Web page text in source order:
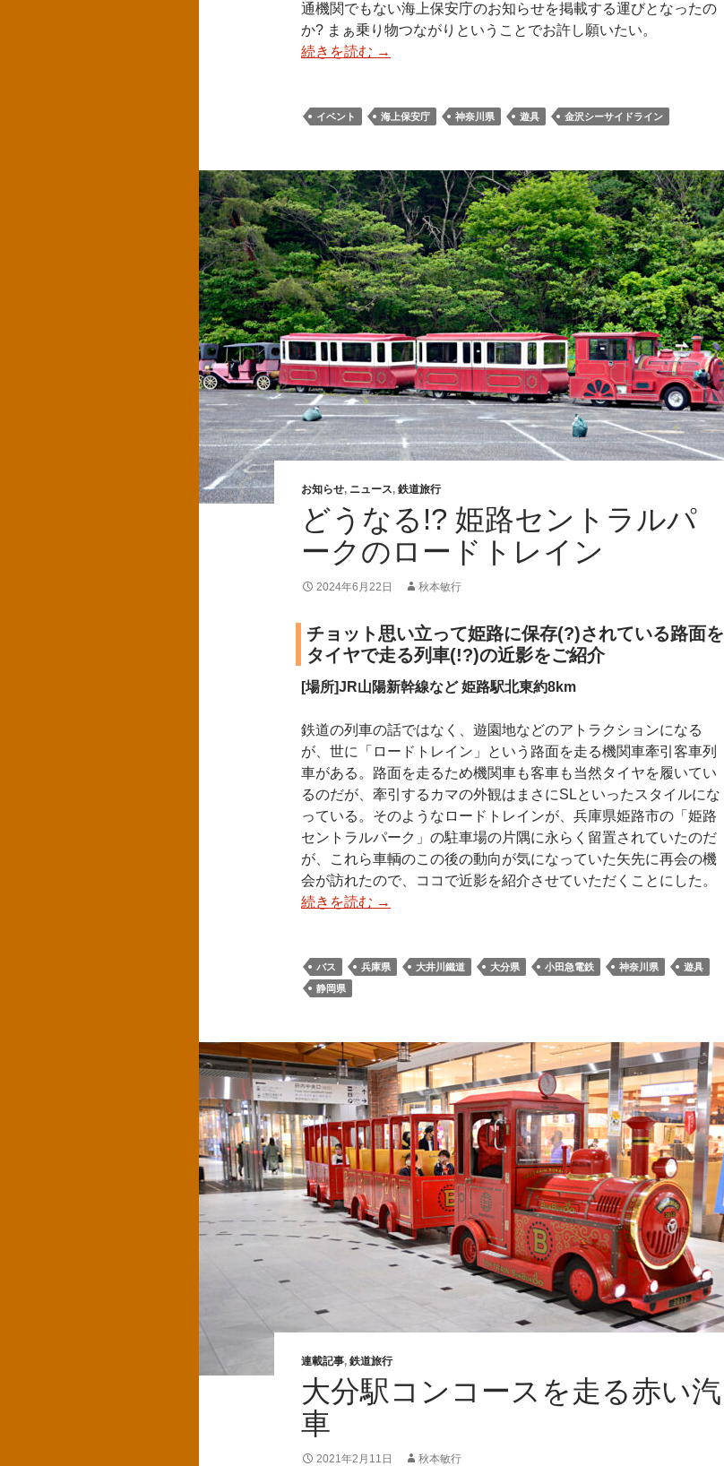
通機関でもない海上保安庁のお知らせを掲載する運びとなったの
か? まぁ乗り物つながりということでお許し願いたい。
続きを読む →
イベント 海上保安庁 神奈川県 遊具 金沢シーサイドライン
お知らせ, ニュース, 鉄道旅行
どうなる!? 姫路セントラルパ
ークのロードトレイン
2024年6月22日 秋本敏行
チョット思い立って姫路に保存(?)されている路面を
タイヤで走る列車(!?)の近影をご紹介
[場所]JR山陽新幹線など 姫路駅北東約8km
鉄道の列車の話ではなく、遊園地などのアトラクションになる
が、世に「ロードトレイン」という路面を走る機関車牽引客車列
車がある。路面を走るため機関車も客車も当然タイヤを履いてい
るのだが、牽引するカマの外観はまさにSLといったスタイルにな
っている。そのようなロードトレインが、兵庫県姫路市の「姫路
セントラルパーク」の駐車場の片隅に永らく留置されていたのだ
が、これら車輌のこの後の動向が気になっていた矢先に再会の機
会が訪れたので、ココで近影を紹介させていただくことにした。
続きを読む →
バス 兵庫県 大井川鐵道 大分県 小田急電鉄 神奈川県
遊具
静岡県
連載記事, 鉄道旅行
大分駅コンコースを走る赤い汽
車
2021年2月11日 秋本敏行